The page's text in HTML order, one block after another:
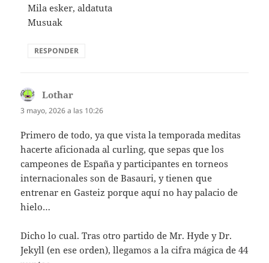
Mila esker, aldatuta
Musuak
RESPONDER
Lothar
3 mayo, 2026 a las 10:26
Primero de todo, ya que vista la temporada meditas
hacerte aficionada al curling, que sepas que los
campeones de España y participantes en torneos
internacionales son de Basauri, y tienen que
entrenar en Gasteiz porque aquí no hay palacio de
hielo…
Dicho lo cual. Tras otro partido de Mr. Hyde y Dr.
Jekyll (en ese orden), llegamos a la cifra mágica de 44